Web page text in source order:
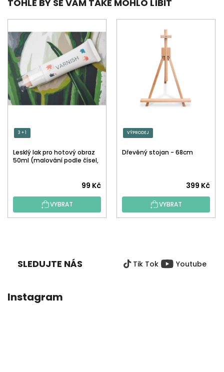
TOHLE BY SE VÁM TAKÉ MOHLO LÍBIT
3 + 1
Lesklý lak pro hotový obraz
50ml (malování podle čísel,
hodnocení
produktu
je
hvězdiček.
99 Kč
VYBRAT
VÝPRODEJ
Dřevěný stojan - 68cm
399 Kč
VYBRAT
SLEDUJTE NÁS Tik Tok Youtube
Instagram